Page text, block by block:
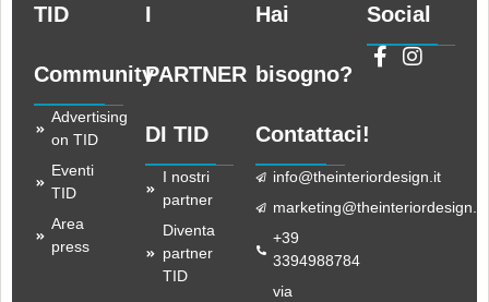
TID
Community
Advertising
on TID
Eventi
TID
Area
press
I
PARTNER
DI TID
I nostri
partner
Diventa
partner
TID
Hai
bisogno?
Contattaci!
info@theinteriordesign.it
marketing@theinteriordesign.it
+39
3394988784
via
Social